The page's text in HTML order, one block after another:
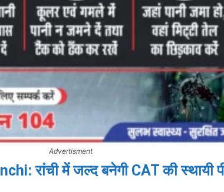
Advertisment
रांची में जल्द बनेगी CAT की स्थायी